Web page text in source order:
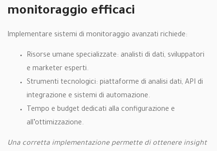
monitoraggio efficaci
Implementare sistemi di monitoraggio avanzati richiede:
Risorse umane specializzate: analisti di dati, sviluppatori
e marketer esperti.
Strumenti tecnologici: piattaforme di analisi dati, API di
integrazione e sistemi di automazione.
Tempo e budget dedicati alla configurazione e
all’ottimizzazione.
Una corretta implementazione permette di ottenere insight